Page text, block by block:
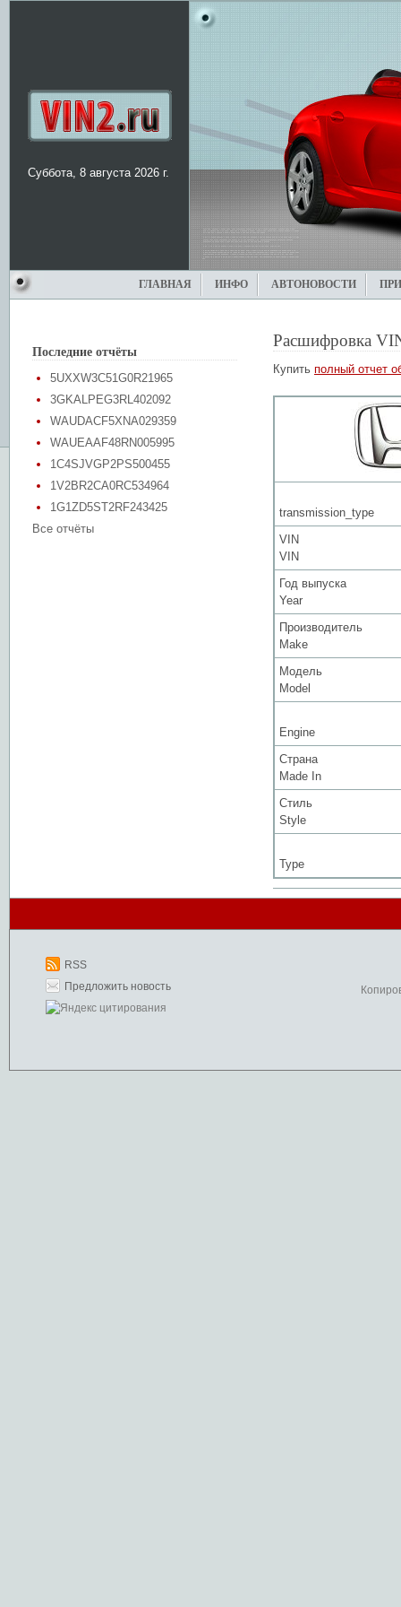
Суббота, 8 августа 2026 г.
ГЛАВНАЯ ИНФО АВТОНОВОСТИ
Последние отчёты
5UXXW3C51G0R21965
3GKALPEG3RL402092
WAUDACF5XNA029359
WAUEAAF48RN005995
1C4SJVGP2PS500455
1V2BR2CA0RC534964
1G1ZD5ST2RF243425
Все отчёты
Расшифровка
Купить полный отчет
transmission_type
VIN
VIN
Год выпуска
Year
Производитель
Make
Модель
Model
Engine
Страна
Made In
Стиль
Style
Type
RSS
Предложить новость